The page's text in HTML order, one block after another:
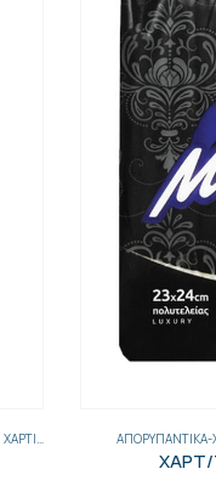
ΧΑΡΤΙΚΆ ΑΠΟΡΥΠΑΝΤΙΚΆ-
ΧΑΡΤ/